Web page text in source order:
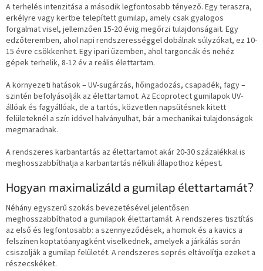
A terhelés intenzitása a második legfontosabb tényező. Egy teraszra,
erkélyre vagy kertbe telepített gumilap, amely csak gyalogos
forgalmat visel, jellemzően 15-20 évig megőrzi tulajdonságait. Egy
edzőteremben, ahol napi rendszerességgel dobálnak súlyzókat, ez 10-
15 évre csökkenhet. Egy ipari üzemben, ahol targoncák és nehéz
gépek terhelik, 8-12 év a reális élettartam.
A környezeti hatások – UV-sugárzás, hőingadozás, csapadék, fagy –
szintén befolyásolják az élettartamot. Az Ecoprotect gumilapok UV-
állóak és fagyállóak, de a tartós, közvetlen napsütésnek kitett
felületeknél a szín idővel halványulhat, bár a mechanikai tulajdonságok
megmaradnak.
A rendszeres karbantartás az élettartamot akár 20-30 százalékkal is
meghosszabbíthatja a karbantartás nélküli állapothoz képest.
Hogyan maximalizáld a gumilap élettartamát?
Néhány egyszerű szokás bevezetésével jelentősen
meghosszabbíthatod a gumilapok élettartamát. A rendszeres tisztítás
az első és legfontosabb: a szennyeződések, a homok és a kavics a
felszínen koptatóanyagként viselkednek, amelyek a járkálás során
csiszolják a gumilap felületét. A rendszeres seprés eltávolítja ezeket a
részecskéket.